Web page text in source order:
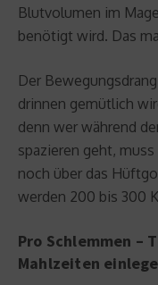
Blutvolumen im
benötigt wird. Das
Der
drinnen gemütlich
denn wer während
spazieren geht,
noch über das
werden 200 bis 300
Pro Schlemmen –
Mahlzeiten